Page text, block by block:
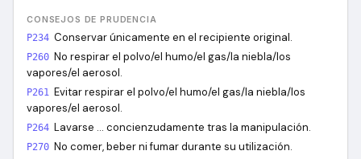
CONSEJOS DE PRUDENCIA
P234 Conservar únicamente en el recipiente original.
P260 No respirar el polvo/el humo/el gas/la niebla/los
vapores/el aerosol.
P261 Evitar respirar el polvo/el humo/el gas/la niebla/los
vapores/el aerosol.
P264 Lavarse … concienzudamente tras la manipulación.
P270 No comer, beber ni fumar durante su utilización.